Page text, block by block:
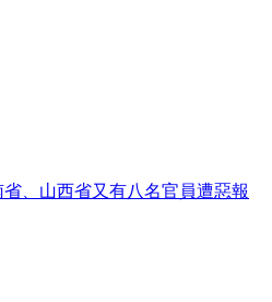
、山西省又有八名官員遭惡報